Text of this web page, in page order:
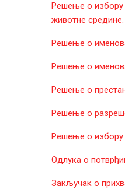
Решење о избору
животне средине.
Решење о
Решење о
Решење о
Решење о
Решење о избору
Одлука о
Закључак о